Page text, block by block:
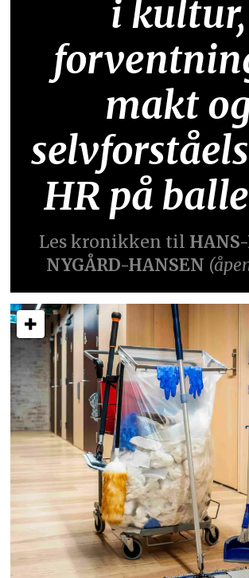
i kultur,
makt
HR på
Les kronikken til
NYGÅRD-HANSEN